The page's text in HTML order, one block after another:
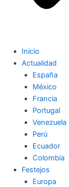
Inicio
Actualidad
España
México
Francia
Portugal
Venezuela
Perú
Ecuador
Colombia
Festejos
Europa